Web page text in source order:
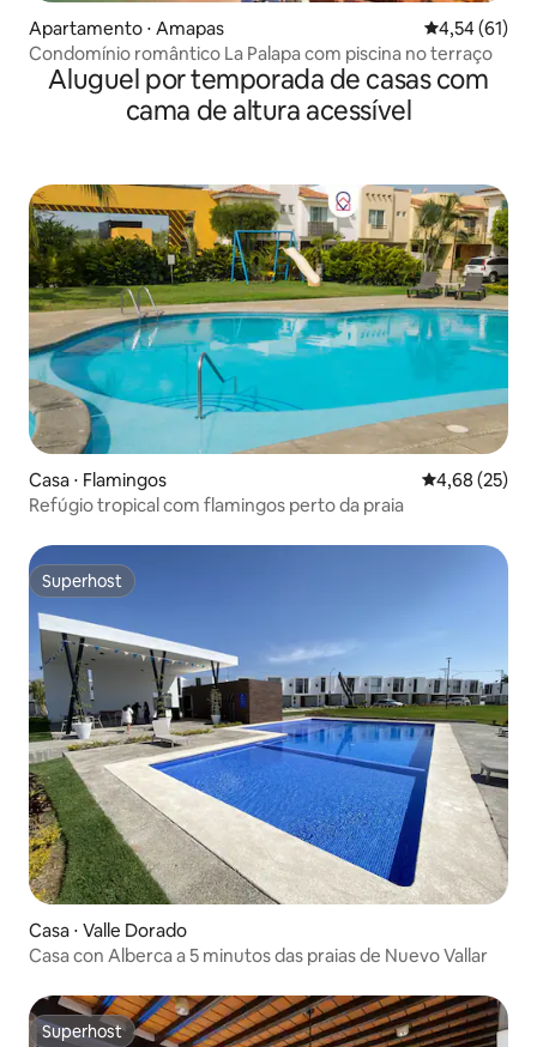
Apartamento ⋅ Amapas 4,54 de uma
4,54 (61)
Condomínio romântico La Palapa com piscina no terraço
Aluguel por temporada de casas com
cama de altura acessível
Casa ⋅ Flamingos 4,68 de uma
4,68 (25)
Refúgio tropical com flamingos perto da praia
Superhost
Superhost
Casa ⋅ Valle Dorado
Casa con Alberca a 5 minutos das praias de Nuevo Vallar
Superhost
Superhost